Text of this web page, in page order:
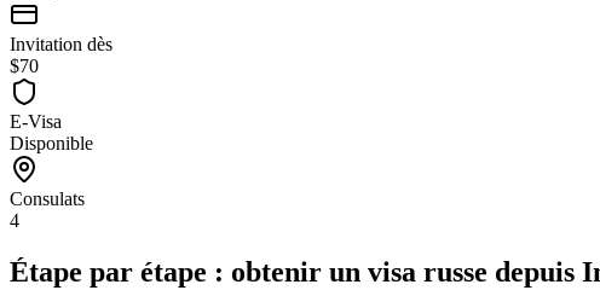
Invitation dès
$70
E-Visa
Disponible
Consulats
4
Étape par étape : obtenir un visa russe depuis